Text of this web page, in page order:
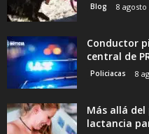
Blog 8 agosto
Conductor
central de
Policiacas 8
Más allá del
lactancia